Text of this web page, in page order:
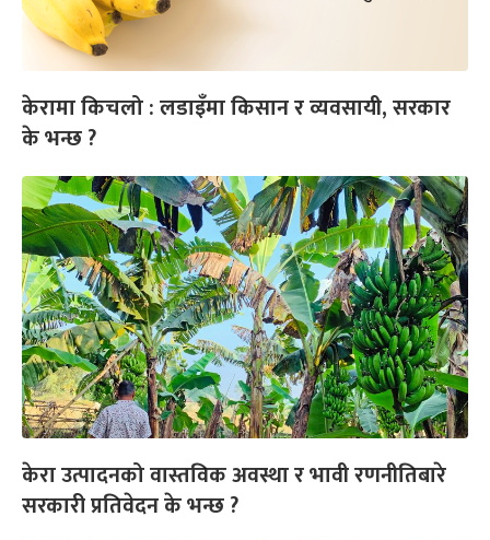
केरामा किचलो : लडाइँमा किसान र व्यवसायी, सरकार
के भन्छ ?
केरा उत्पादनको वास्तविक अवस्था र भावी रणनीतिबारे
सरकारी प्रतिवेदन के भन्छ ?